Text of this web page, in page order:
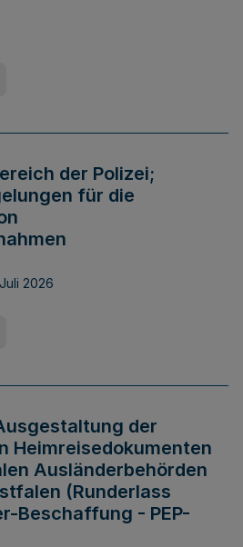
der Polizei;
für die
2026
der
Heimreisedokumenten
Ausländerbehörden
(Runderlass
Beschaffung - PEP-